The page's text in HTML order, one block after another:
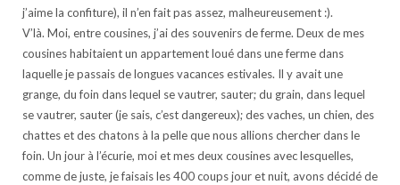
j’aime la confiture), il n’en fait pas assez, malheureusement :).
V’là. Moi, entre cousines, j’ai des souvenirs de ferme. Deux de mes
cousines habitaient un appartement loué dans une ferme dans
laquelle je passais de longues vacances estivales. Il y avait une
grange, du foin dans lequel se vautrer, sauter; du grain, dans lequel
se vautrer, sauter (je sais, c’est dangereux); des vaches, un chien, des
chattes et des chatons à la pelle que nous allions chercher dans le
foin. Un jour à l’écurie, moi et mes deux cousines avec lesquelles,
comme de juste, je faisais les 400 coups jour et nuit, avons décidé de